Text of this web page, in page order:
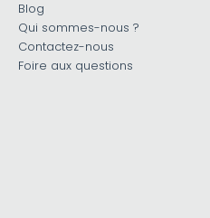
Blog
Qui sommes-nous ?
Contactez-nous
Foire aux questions